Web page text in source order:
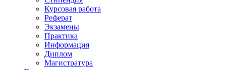
Курсовая работа
Реферат
Экзамены
Практика
Информация
Диплом
Магистратура